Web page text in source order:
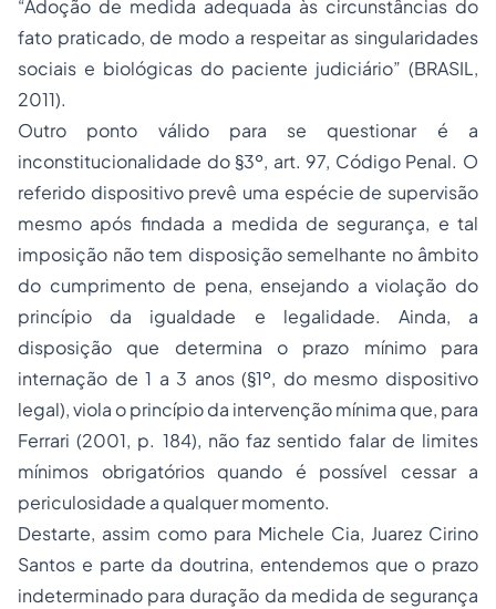
“Adoção de medida adequada às circunstâncias do
fato praticado, de modo a respeitar as singularidades
sociais e biológicas do paciente judiciário” (BRASIL,
2011).
Outro ponto válido para se questionar é a
inconstitucionalidade do §3º, art. 97, Código Penal. O
referido dispositivo prevê uma espécie de supervisão
mesmo após findada a medida de segurança, e tal
imposição não tem disposição semelhante no âmbito
do cumprimento de pena, ensejando a violação do
princípio da igualdade e legalidade. Ainda, a
disposição que determina o prazo mínimo para
internação de 1 a 3 anos (§1º, do mesmo dispositivo
legal), viola o princípio da intervenção mínima que, para
Ferrari (2001, p. 184), não faz sentido falar de limites
mínimos obrigatórios quando é possível cessar a
periculosidade a qualquer momento.
Destarte, assim como para Michele Cia, Juarez Cirino
Santos e parte da doutrina, entendemos que o prazo
indeterminado para duração da medida de segurança